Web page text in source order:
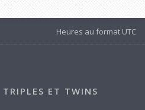
Heures au format UTC
ET TWINS